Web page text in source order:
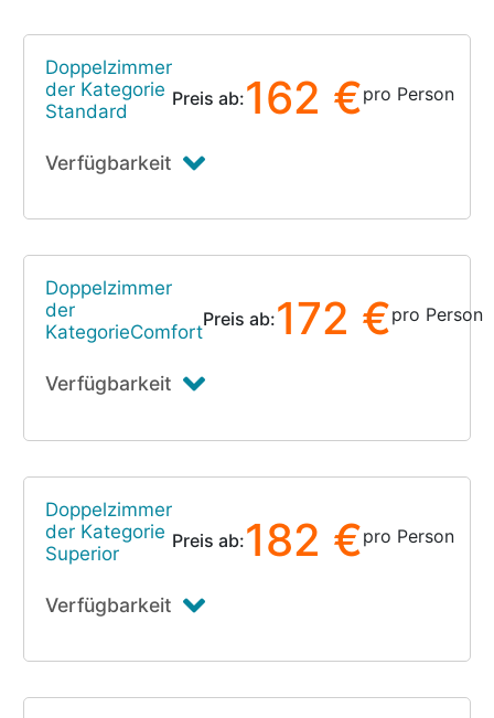
Doppelzimmer
der Kategorie
Standard
Preis ab:162 €pro Person
Verfügbarkeit
Doppelzimmer
der
KategorieComfort
Preis ab:172 €pro Person
Verfügbarkeit
Doppelzimmer
der Kategorie
Superior
Preis ab:182 €pro Person
Verfügbarkeit